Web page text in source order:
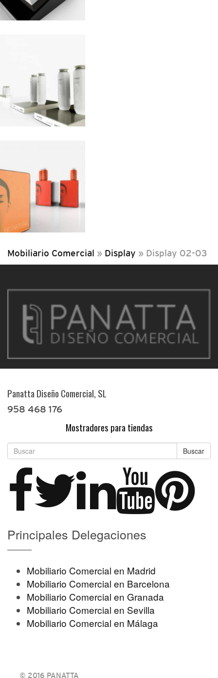
Mobiliario Comercial » Display » Display 02-03
Panatta Diseño Comercial, SL
958 468 176
Mostradores para tiendas
Buscar
Principales Delegaciones
Mobiliario Comercial en Madrid
Mobiliario Comercial en Barcelona
Mobiliario Comercial en Granada
Mobiliario Comercial en Sevilla
Mobiliario Comercial en Málaga
© 2016 PANATTA